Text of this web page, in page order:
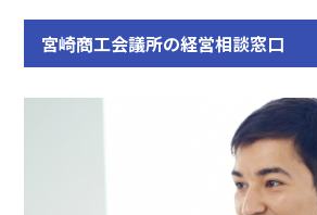
宮崎商工会議所の経営相談窓口